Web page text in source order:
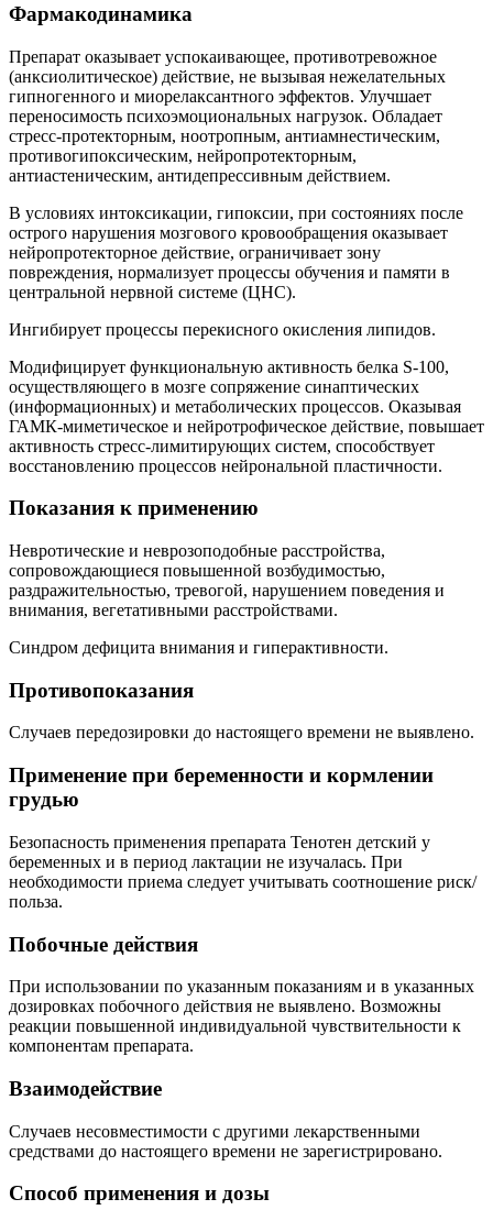
Фармакодинамика
Препарат оказывает успокаивающее, противотревожное
(анксиолитическое) действие, не вызывая нежелательных
гипногенного и миорелаксантного эффектов. Улучшает
переносимость психоэмоциональных нагрузок. Обладает
стресс-протекторным, ноотропным, антиамнестическим,
противогипоксическим, нейропротекторным,
антиастеническим, антидепрессивным действием.
В условиях интоксикации, гипоксии, при состояниях после
острого нарушения мозгового кровообращения оказывает
нейропротекторное действие, ограничивает зону
повреждения, нормализует процессы обучения и памяти в
центральной нервной системе (ЦНС).
Ингибирует процессы перекисного окисления липидов.
Модифицирует функциональную активность белка S-100,
осуществляющего в мозге сопряжение синаптических
(информационных) и метаболических процессов. Оказывая
ГАМК-миметическое и нейротрофическое действие, повышает
активность стресс-лимитирующих систем, способствует
восстановлению процессов нейрональной пластичности.
Показания к применению
Невротические и неврозоподобные расстройства,
сопровождающиеся повышенной возбудимостью,
раздражительностью, тревогой, нарушением поведения и
внимания, вегетативными расстройствами.
Синдром дефицита внимания и гиперактивности.
Противопоказания
Случаев передозировки до настоящего времени не выявлено.
Применение при беременности и кормлении
грудью
Безопасность применения препарата Тенотен детский у
беременных и в период лактации не изучалась. При
необходимости приема следует учитывать соотношение риск/
польза.
Побочные действия
При использовании по указанным показаниям и в указанных
дозировках побочного действия не выявлено. Возможны
реакции повышенной индивидуальной чувствительности к
компонентам препарата.
Взаимодействие
Случаев несовместимости с другими лекарственными
средствами до настоящего времени не зарегистрировано.
Способ применения и дозы